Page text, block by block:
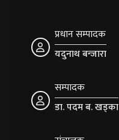
प्रधान सम्पादक
यदुनाथ बन्जारा
सम्पादक
डा. पदम ब. खड्का